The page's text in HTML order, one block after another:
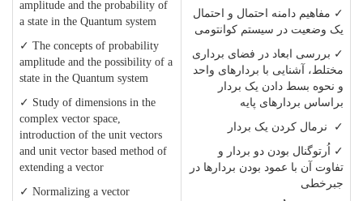
✓ مفاهیم دامنه احتمال و احتمال
یک وضعیت در سیستم کوانتومی
✓ بررسی ابعاد در فضای برداری
مختلط، آشنایی با بردارهای واحد
و نحوه بسط دادن یک بردار
براساس بردارهای پایه
✓ نرمال کردن یک بردار
✓ اُرتوگنال بودن دو بردار و
تفاوت آن با عمود بودن بردارها در
جبرخطی
amplitude and the probability of
a state in the Quantum system
✓ The concepts of probability
amplitude and the possibility of a
state in the Quantum system
✓ Study of dimensions in the
complex vector space,
introduction of the unit vectors
and unit vector based method of
extending a vector
✓ Normalizing a vector